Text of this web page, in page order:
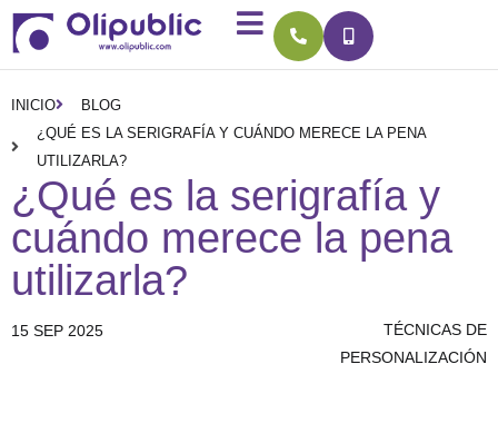
INICIO
BLOG
¿QUÉ ES LA SERIGRAFÍA Y CUÁNDO MERECE LA PENA
UTILIZARLA?
¿Qué es la serigrafía y
cuándo merece la pena
utilizarla?
15 SEP 2025
TÉCNICAS DE
PERSONALIZACIÓN